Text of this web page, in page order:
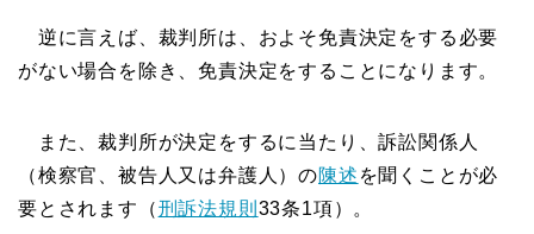
逆に言えば、裁判所は、およそ免責決定をする必要
がない場合を除き、免責決定をすることになります。
また、裁判所が決定をするに当たり、訴訟関係人
（検察官、被告人又は弁護人）の陳述 を聞くことが必
要とされます（刑訴法規則 33条1項）。